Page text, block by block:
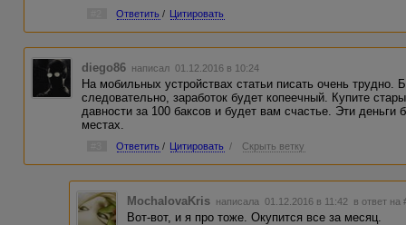
Ответить / Цитировать
diego86 написал 01.12.2016 в 10:24
На мобильных устройствах статьи писать очень трудно.
следовательно, заработок будет копеечный. Купите
давности за 100 баксов и будет вам счастье. Эти деньги
местах.
Ответить / Цитировать / Скрыть ветку
MochalovaKris написала 01.12.2016 в 11:42 в ответ на
Вот-вот, и я про тоже. Окупится все за месяц.